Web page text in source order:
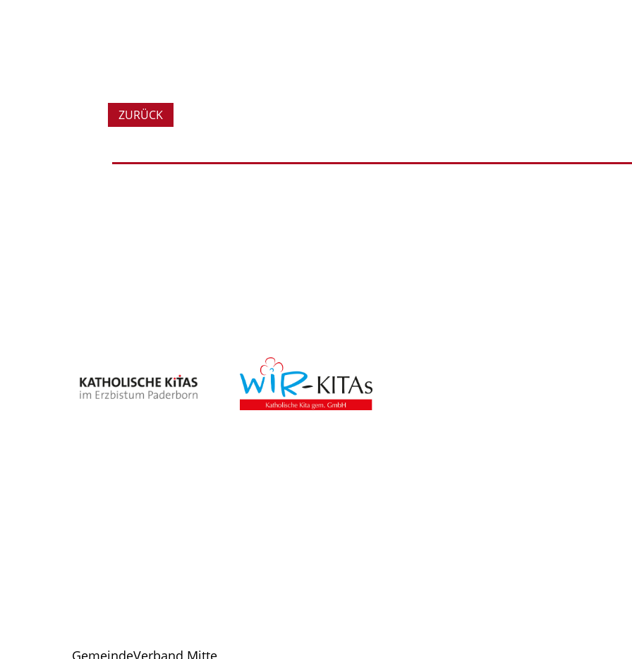
ZURÜCK
GemeindeVerband Mitte